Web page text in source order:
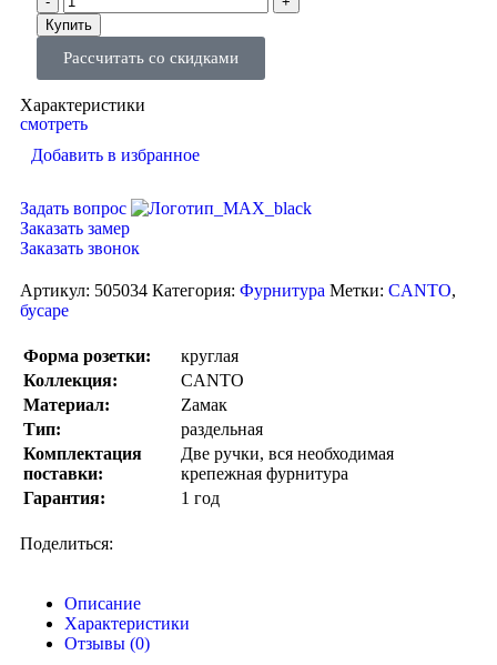
Купить
Рассчитать со скидками
Характеристики
смотреть
Добавить в избранное
Задать вопрос
Заказать замер
Заказать звонок
Артикул: 505034 Категория: Фурнитура Метки: CANTO,
бусаре
Форма розетки:
круглая
Коллекция:
CANTO
Материал:
Zамак
Тип:
раздельная
Комплектация
поставки:
Две ручки, вся необходимая
крепежная фурнитура
Гарантия:
1 год
Поделиться:
Описание
Характеристики
Отзывы (0)